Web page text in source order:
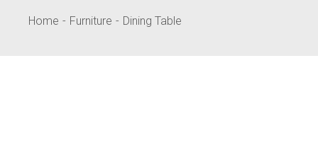
Home Furniture Dining Table